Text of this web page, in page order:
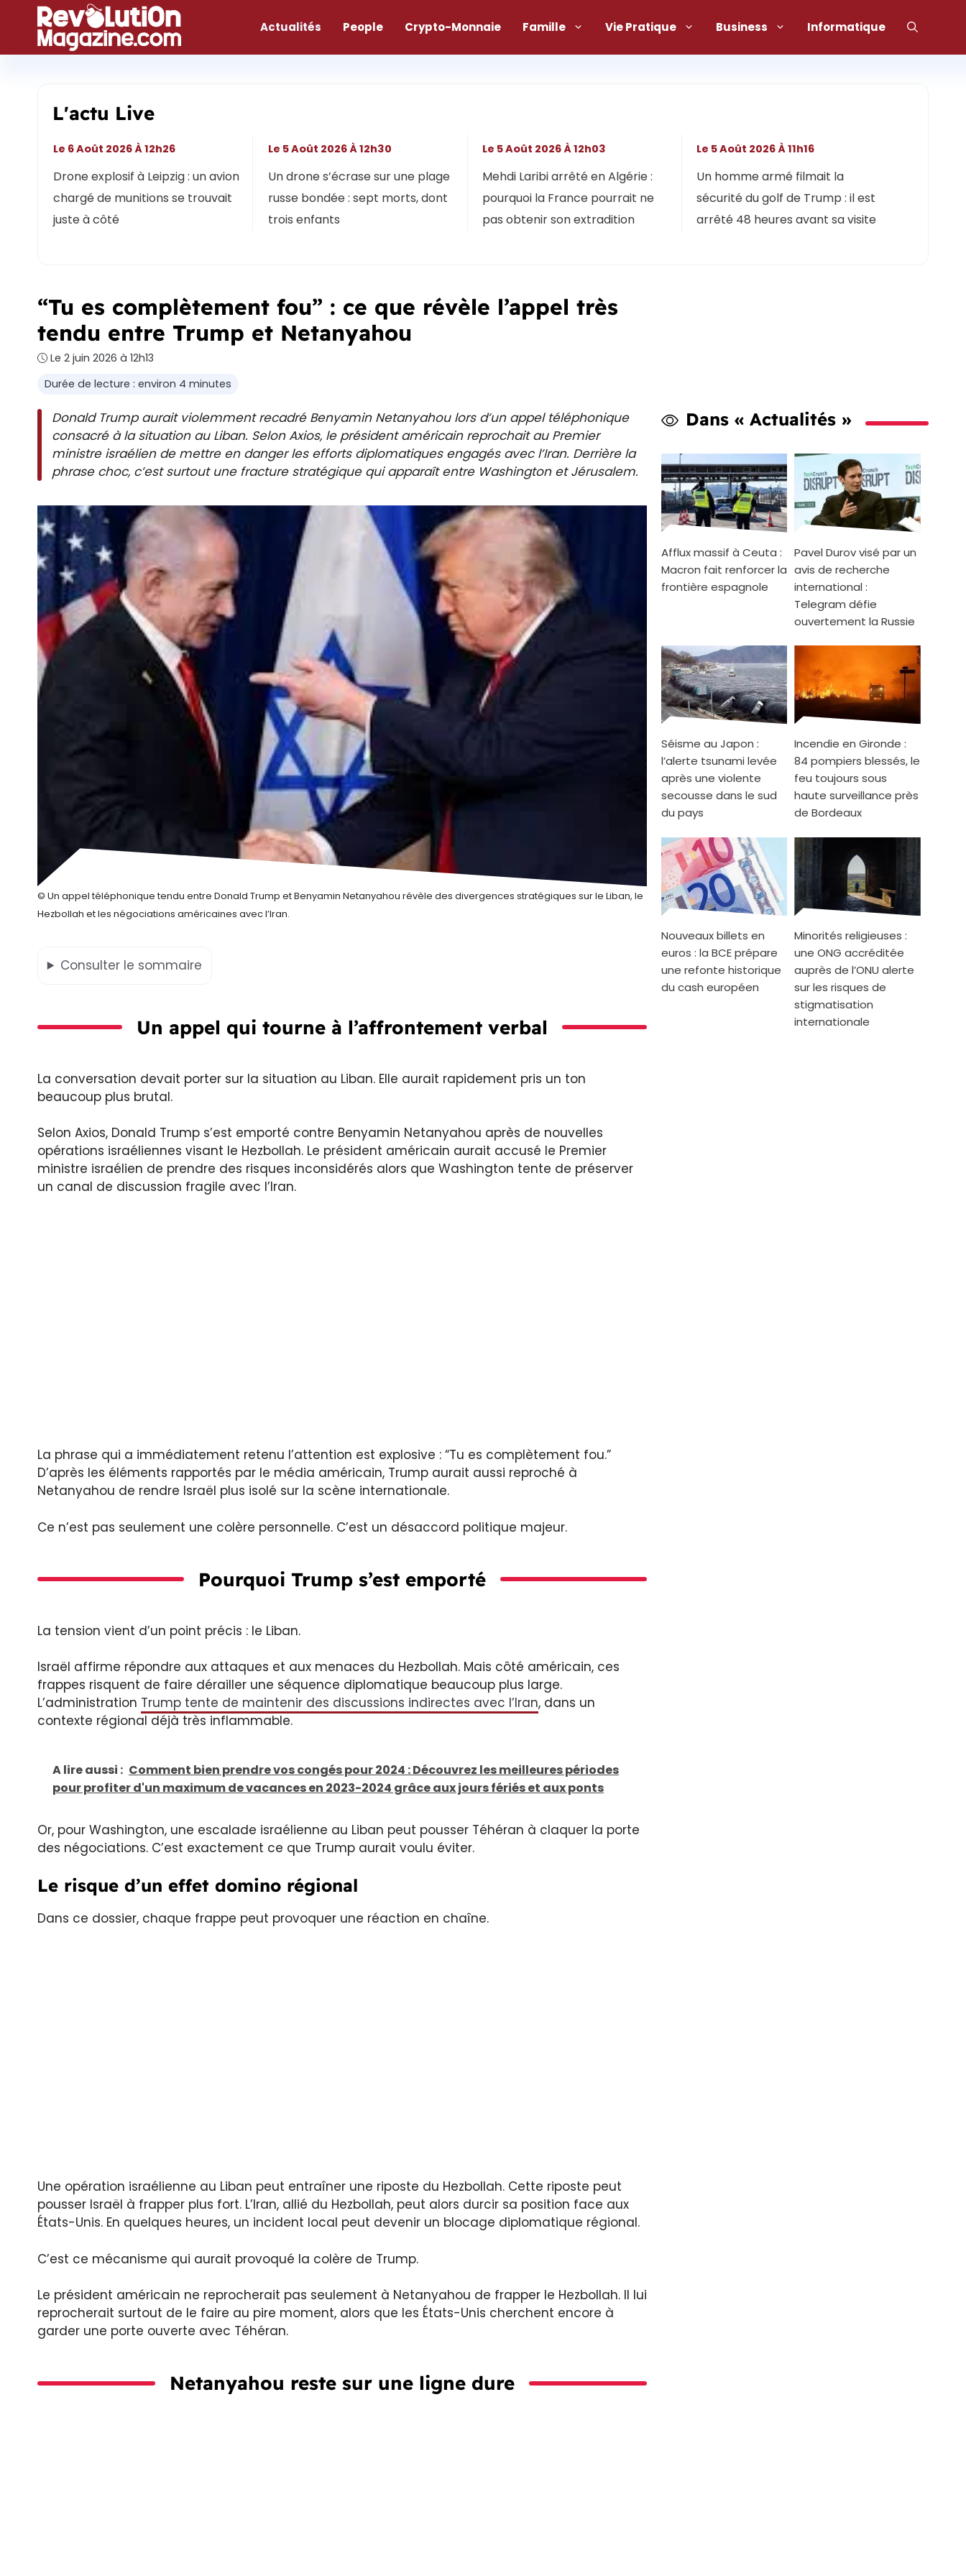
contenu
Actualités People Crypto-Monnaie Famille Vie Pratique Business Informatique
L'actu Live
Drone explosif à Leipzig : un avion
chargé de munitions se trouvait
juste à côté
Le 6 Août 2026 À 12h26
Un drone s’écrase sur une plage
russe bondée : sept morts, dont
trois enfants
Le 5 Août 2026 À 12h30
Mehdi Laribi arrêté en Algérie :
pourquoi la France pourrait ne
pas obtenir son extradition
Le 5 Août 2026 À 12h03
Un homme armé filmait la
sécurité du golf de Trump : il est
arrêté 48 heures avant sa visite
Le 5 Août 2026 À 11h16
“Tu es complètement fou” : ce que révèle l’appel très
tendu entre Trump et Netanyahou
Le 2 juin 2026 à 12h13
Durée de lecture : environ 4 minutes
Donald Trump aurait violemment recadré Benyamin Netanyahou lors d’un appel téléphonique
consacré à la situation au Liban. Selon Axios, le président américain reprochait au Premier
ministre israélien de mettre en danger les efforts diplomatiques engagés avec l’Iran. Derrière la
phrase choc, c’est surtout une fracture stratégique qui apparaît entre Washington et Jérusalem.
© Un appel téléphonique tendu entre Donald Trump et Benyamin Netanyahou révèle des divergences stratégiques sur le Liban, le
Hezbollah et les négociations américaines avec l’Iran.
Consulter le sommaire
Un appel qui tourne à l’affrontement verbal
La conversation devait porter sur la situation au Liban. Elle aurait rapidement pris un ton
beaucoup plus brutal.
Selon Axios, Donald Trump s’est emporté contre Benyamin Netanyahou après de nouvelles
opérations israéliennes visant le Hezbollah. Le président américain aurait accusé le Premier
ministre israélien de prendre des risques inconsidérés alors que Washington tente de préserver
un canal de discussion fragile avec l’Iran.
La phrase qui a immédiatement retenu l’attention est explosive : “Tu es complètement fou.”
D’après les éléments rapportés par le média américain, Trump aurait aussi reproché à
Netanyahou de rendre Israël plus isolé sur la scène internationale.
Ce n’est pas seulement une colère personnelle. C’est un désaccord politique majeur.
Pourquoi Trump s’est emporté
La tension vient d’un point précis : le Liban.
Israël affirme répondre aux attaques et aux menaces du Hezbollah. Mais côté américain, ces
frappes risquent de faire dérailler une séquence diplomatique beaucoup plus large.
L’administration Trump tente de maintenir des discussions indirectes avec l’Iran, dans un
contexte régional déjà très inflammable.
A lire aussi : Comment bien prendre vos congés pour 2024 : Découvrez les meilleures périodes
pour profiter d'un maximum de vacances en 2023-2024 grâce aux jours fériés et aux ponts
Or, pour Washington, une escalade israélienne au Liban peut pousser Téhéran à claquer la porte
des négociations. C’est exactement ce que Trump aurait voulu éviter.
Le risque d’un effet domino régional
Dans ce dossier, chaque frappe peut provoquer une réaction en chaîne.
Une opération israélienne au Liban peut entraîner une riposte du Hezbollah. Cette riposte peut
pousser Israël à frapper plus fort. L’Iran, allié du Hezbollah, peut alors durcir sa position face aux
États-Unis. En quelques heures, un incident local peut devenir un blocage diplomatique régional.
C’est ce mécanisme qui aurait provoqué la colère de Trump.
Le président américain ne reprocherait pas seulement à Netanyahou de frapper le Hezbollah. Il lui
reprocherait surtout de le faire au pire moment, alors que les États-Unis cherchent encore à
garder une porte ouverte avec Téhéran.
Netanyahou reste sur une ligne dure
Dans « Actualités »
Afflux massif à Ceuta :
Macron fait renforcer la
frontière espagnole
Pavel Durov visé par un
avis de recherche
international :
Telegram défie
ouvertement la Russie
Séisme au Japon :
l’alerte tsunami levée
après une violente
secousse dans le sud
du pays
Incendie en Gironde :
84 pompiers blessés, le
feu toujours sous
haute surveillance près
de Bordeaux
Nouveaux billets en
euros : la BCE prépare
une refonte historique
du cash européen
Minorités religieuses :
une ONG accréditée
auprès de l’ONU alerte
sur les risques de
stigmatisation
internationale